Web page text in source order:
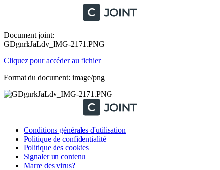
Document joint:
GDgnrkJaLdv_IMG-2171.PNG
Cliquez pour accéder au fichier
Format du document: image/png
Conditions générales d'utilisation
Politique de confidentialité
Politique des cookies
Signaler un contenu
Marre des virus?